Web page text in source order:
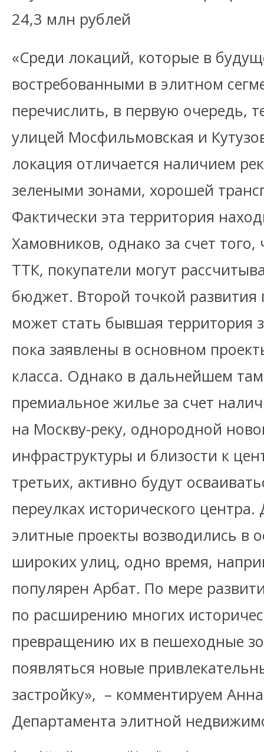
24,3 млн рублей
«Среди локаций, которые в
востребованными в элитном
перечислить, в первую очередь,
улицей Мосфильмовская и
локация отличается наличием
зелеными зонами, хорошей
Фактически эта территория
Хамовников, однако за счет
ТТК, покупатели могут
бюджет. Второй точкой
может стать бывшая территория
пока заявлены в основном
класса. Однако в дальнейшем
премиальное жилье за счет
на Москву-реку, однородной
инфраструктуры и близости к
третьих, активно будут
переулках исторического
элитные проекты возводились в
широких улиц, одно время,
популярен Арбат. По мере
по расширению многих
превращению их в пешеходные
появляться новые
застройку», – комментируем
Департамента элитной